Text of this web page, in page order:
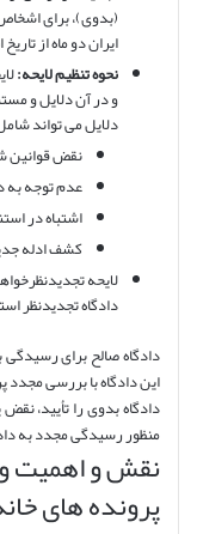
ایران دو ماه از
نحوه تنظیم لایحه:
و در آن دلایل و
دلایل می تواند
نقض قوانین
عدم توجه به
اشتباه در
کشف ادله
لایحه
دادگاه تجدیدنظر
دادگاه صالح برای
این دادگاه با بررسی مجدد
دادگاه بدوی را تأیید،
منظور رسیدگی مجدد به
نقش و اهمیت
پرونده های